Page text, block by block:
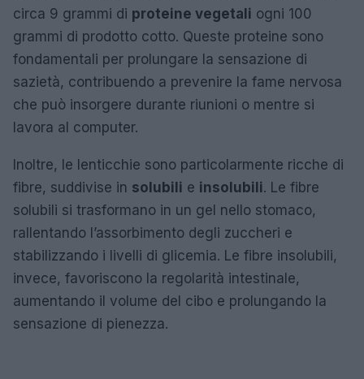
circa 9 grammi di proteine vegetali ogni 100
grammi di prodotto cotto. Queste proteine sono
fondamentali per prolungare la sensazione di
sazietà, contribuendo a prevenire la fame nervosa
che può insorgere durante riunioni o mentre si
lavora al computer.
Inoltre, le lenticchie sono particolarmente ricche di
fibre, suddivise in solubili e insolubili. Le fibre
solubili si trasformano in un gel nello stomaco,
rallentando l’assorbimento degli zuccheri e
stabilizzando i livelli di glicemia. Le fibre insolubili,
invece, favoriscono la regolarità intestinale,
aumentando il volume del cibo e prolungando la
sensazione di pienezza.